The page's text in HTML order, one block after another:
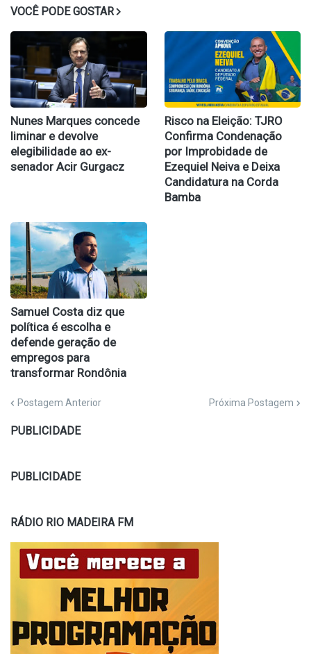
VOCÊ PODE GOSTAR
Nunes Marques concede
liminar e devolve
elegibilidade ao ex-
senador Acir Gurgacz
Risco na Eleição: TJRO
Confirma Condenação
por Improbidade de
Ezequiel Neiva e Deixa
Candidatura na Corda
Bamba
Samuel Costa diz que
política é escolha e
defende geração de
empregos para
transformar Rondônia
Postagem Anterior Próxima Postagem
PUBLICIDADE
PUBLICIDADE
RÁDIO RIO MADEIRA FM